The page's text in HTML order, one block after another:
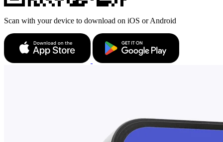
Scan with your device to download on iOS or Android